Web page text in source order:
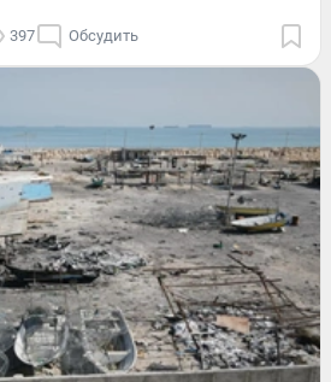
397 Обсудить